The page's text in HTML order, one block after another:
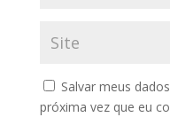
Salvar meus
próxima vez que eu